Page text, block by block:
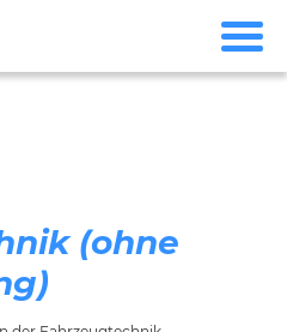
(ohne